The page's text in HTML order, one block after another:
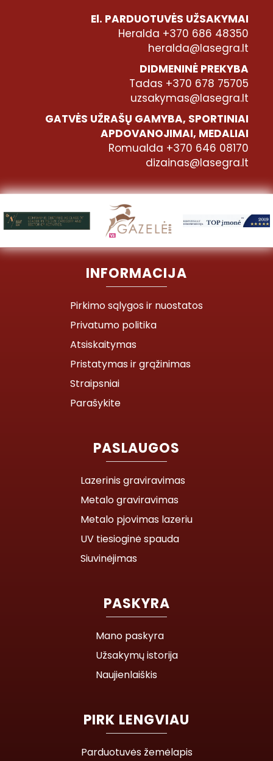
El. PARDUOTUVĖS UŽSAKYMAI
Heralda +370 686 48350
heralda@lasegra.lt
DIDMENINĖ PREKYBA
Tadas +370 678 75705
uzsakymas@lasegra.lt
GATVĖS UŽRAŠŲ GAMYBA, SPORTINIAI
APDOVANOJIMAI, MEDALIAI
Romualda +370 646 08170
dizainas@lasegra.lt
INFORMACIJA
Pirkimo sąlygos ir nuostatos
Privatumo politika
Atsiskaitymas
Pristatymas ir grąžinimas
Straipsniai
Parašykite
PASLAUGOS
Lazerinis graviravimas
Metalo graviravimas
Metalo pjovimas lazeriu
UV tiesioginė spauda
Siuvinėjimas
PASKYRA
Mano paskyra
Užsakymų istorija
Naujienlaiškis
PIRK LENGVIAU
Parduotuvės žemėlapis